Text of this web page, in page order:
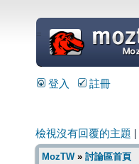
=
登入 註冊
檢視沒有回覆的主題
MozTW» 討論區首頁